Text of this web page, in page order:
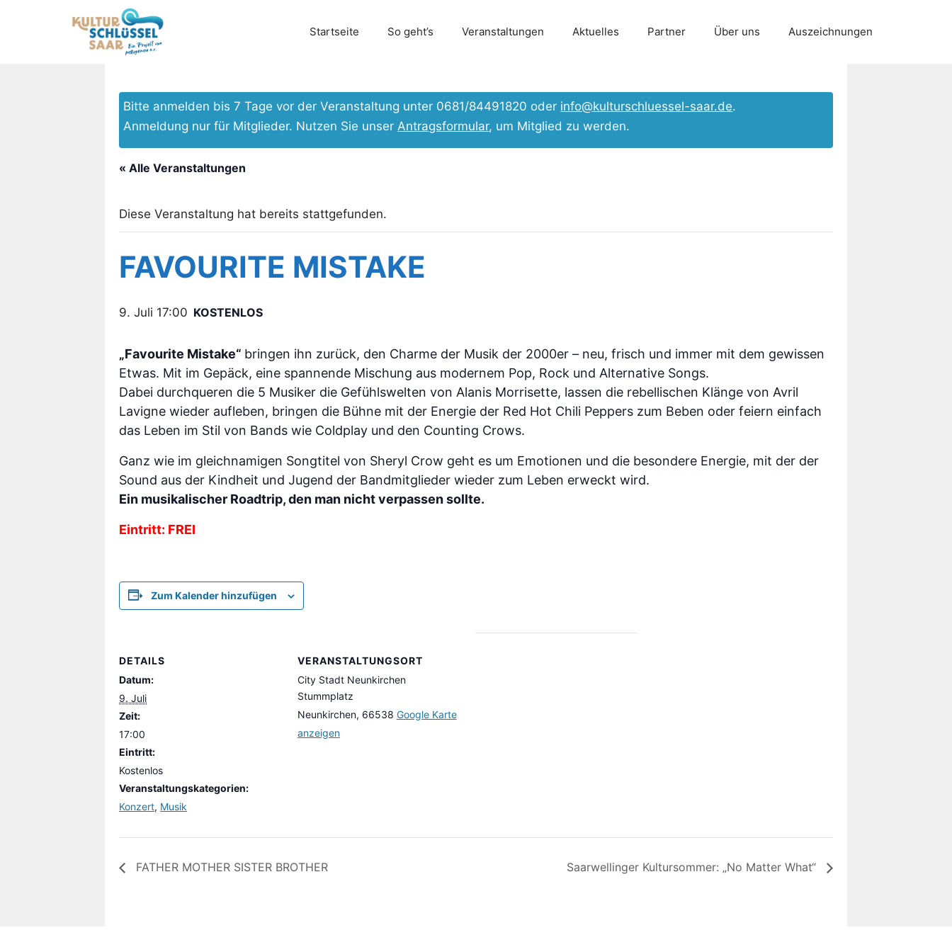
Startseite So geht’s Veranstaltungen Aktuelles Partner Über uns Auszeichnungen
Bitte anmelden bis 7 Tage vor der Veranstaltung unter 0681/84491820 oder info@kulturschluessel-saar.de.
Anmeldung nur für Mitglieder. Nutzen Sie unserAntragsformular, um Mitglied zu werden.
« Alle Veranstaltungen
Diese Veranstaltung hat bereits stattgefunden.
FAVOURITE MISTAKE
9. Juli 17:00 KOSTENLOS
„Favourite Mistake“ bringen ihn zurück, den Charme der Musik der 2000er – neu, frisch und immer mit dem gewissen
Etwas. Mit im Gepäck, eine spannende Mischung aus modernem Pop, Rock und Alternative Songs.
Dabei durchqueren die 5 Musiker die Gefühlswelten von Alanis Morrisette, lassen die rebellischen Klänge von Avril
Lavigne wieder aufleben, bringen die Bühne mit der Energie der Red Hot Chili Peppers zum Beben oder feiern einfach
das Leben im Stil von Bands wie Coldplay und den Counting Crows.
Ganz wie im gleichnamigen Songtitel von Sheryl Crow geht es um Emotionen und die besondere Energie, mit der der
Sound aus der Kindheit und Jugend der Bandmitglieder wieder zum Leben erweckt wird.
Ein musikalischer Roadtrip, den man nicht verpassen sollte.
Eintritt: FREI
Zum Kalender hinzufügen
DETAILS
Datum:
9. Juli
Zeit:
17:00
Eintritt:
Kostenlos
Veranstaltungskategorien:
Konzert, Musik
VERANSTALTUNGSORT
City Stadt Neunkirchen
Stummplatz
Neunkirchen, 66538 Google Karte
anzeigen
FATHER MOTHER SISTER BROTHER Saarwellinger Kultursommer: „No Matter What“